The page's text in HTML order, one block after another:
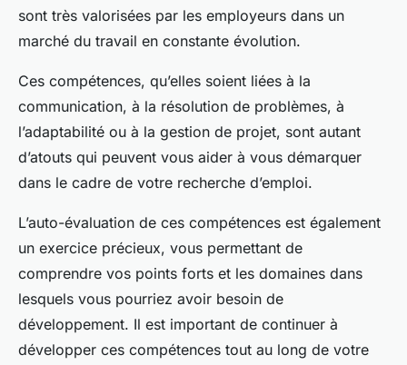
sont très valorisées par les employeurs dans un
marché du travail en constante évolution.
Ces compétences, qu’elles soient liées à la
communication, à la résolution de problèmes, à
l’adaptabilité ou à la gestion de projet, sont autant
d’atouts qui peuvent vous aider à vous démarquer
dans le cadre de votre recherche d’emploi.
L’auto-évaluation de ces compétences est également
un exercice précieux, vous permettant de
comprendre vos points forts et les domaines dans
lesquels vous pourriez avoir besoin de
développement. Il est important de continuer à
développer ces compétences tout au long de votre